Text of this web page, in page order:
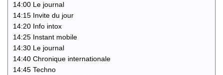
14:00 Le journal
14:15 Invite du jour
14:20 Info intox
14:25 Instant mobile
14:30 Le journal
14:40 Chronique internationale
14:45 Techno